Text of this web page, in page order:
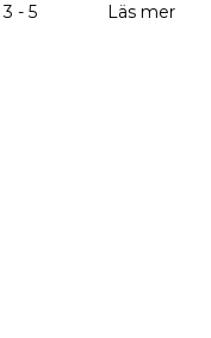
3 - 5 Läs mer